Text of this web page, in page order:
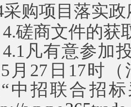
采购项目落实
4.磋商文件的获
4.1凡有意参加
5 月 27 日 17时
中招联合招